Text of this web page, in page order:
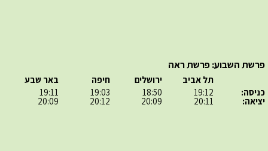
פרשת השבוע: פרשת ראה
כניסה:
יציאה:
תל אביב
19:12
20:11
ירושלים
18:50
20:09
חיפה
19:03
20:12
באר שבע
19:11
20:09